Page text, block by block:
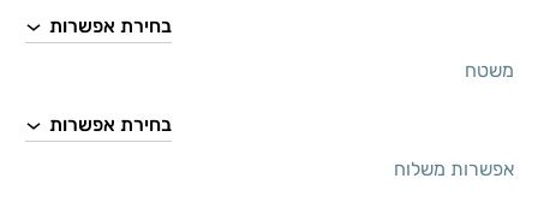
משטח
אפשרות משלוח